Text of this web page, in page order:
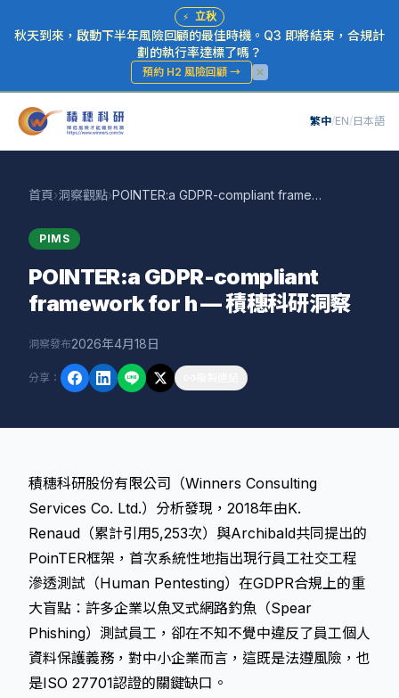
⚡ 立秋
秋天到來，啟動下半年風險回顧的最佳時機。Q3 即將結束，合規計
劃的執行率達標了嗎？
預約 H2 風險回顧 →
繁中/EN/日本語
首頁›洞察觀點› POINTER:a GDPR-compliant framework for h — 積穗科研洞察
PIMS
POINTER:a GDPR-compliant
framework for h — 積穗科研洞察
洞察發布2026年4月18日
分享 ：
積穗科研股份有限公司（Winners Consulting
Services Co. Ltd.）分析發現，2018年由K.
Renaud（累計引用5,253次）與Archibald共同提出的
PoinTER框架，首次系統性地指出現行員工社交工程
滲透測試（Human Pentesting）在GDPR合規上的重
大盲點：許多企業以魚叉式網路釣魚（Spear
Phishing）測試員工，卻在不知不覺中違反了員工個人
資料保護義務，對中小企業而言，這既是法遵風險，也
是ISO 27701認證的關鍵缺口。